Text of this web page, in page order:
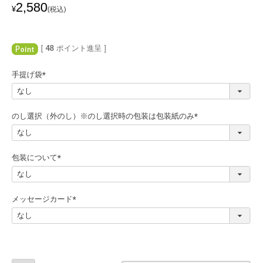
¥2,580 税込
[ 48 ポイント進呈 ]
手提げ袋
必
のし選択（外のし）※のし選択時の包装は包装紙のみ
必
包装について
必
)
メッセージカード
必